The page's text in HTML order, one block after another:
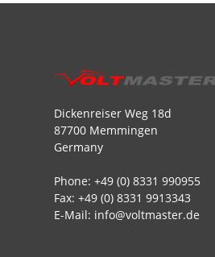
Dickenreiser Weg 18d
87700 Memmingen
Germany
Phone: +49 (0) 8331 990955
Fax: +49 (0) 8331 9913343
E-Mail: info@voltmaster.de